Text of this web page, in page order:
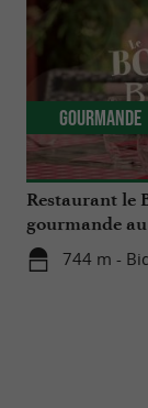
Restaurant le
gourmande
Berrua 4* à
744 m -
Gourmande